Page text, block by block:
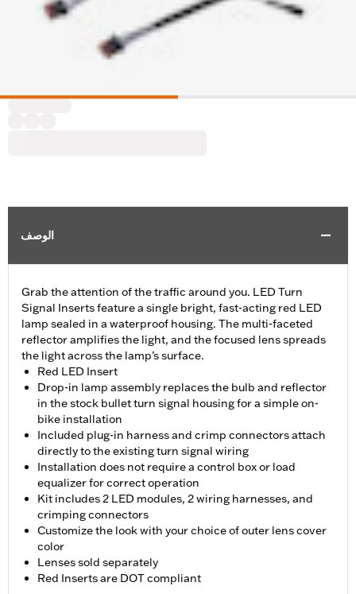
الوصف
Grab the attention of the traffic around you. LED Turn
Signal Inserts feature a single bright, fast-acting red LED
lamp sealed in a waterproof housing. The multi-faceted
reflector amplifies the light, and the focused lens spreads
the light across the lamp’s surface.
Red LED Insert
Drop-in lamp assembly replaces the bulb and reflector
in the stock bullet turn signal housing for a simple on-
bike installation
Included plug-in harness and crimp connectors attach
directly to the existing turn signal wiring
Installation does not require a control box or load
equalizer for correct operation
Kit includes 2 LED modules, 2 wiring harnesses, and
crimping connectors
Customize the look with your choice of outer lens cover
color
Lenses sold separately
Red Inserts are DOT compliant